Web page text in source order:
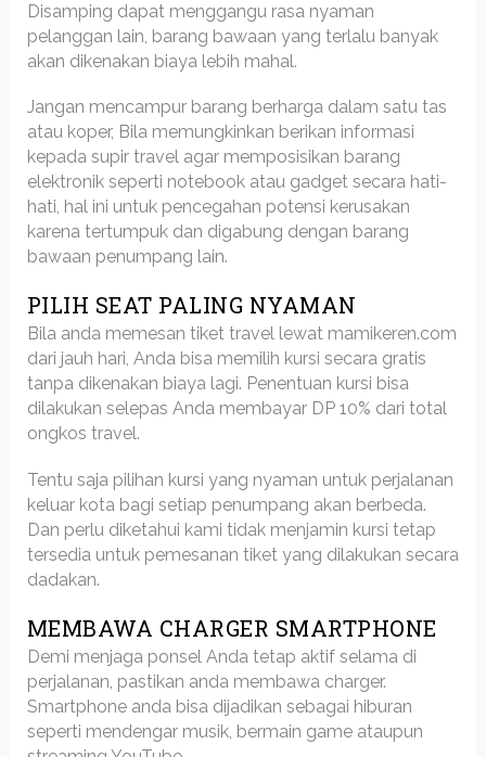
Disamping dapat menggangu rasa nyaman
pelanggan lain, barang bawaan yang terlalu banyak
akan dikenakan biaya lebih mahal.
Jangan mencampur barang berharga dalam satu tas
atau koper, Bila memungkinkan berikan informasi
kepada supir travel agar memposisikan barang
elektronik seperti notebook atau gadget secara hati-
hati, hal ini untuk pencegahan potensi kerusakan
karena tertumpuk dan digabung dengan barang
bawaan penumpang lain.
PILIH SEAT PALING NYAMAN
Bila anda memesan tiket travel lewat mamikeren.com
dari jauh hari, Anda bisa memilih kursi secara gratis
tanpa dikenakan biaya lagi. Penentuan kursi bisa
dilakukan selepas Anda membayar DP 10% dari total
ongkos travel.
Tentu saja pilihan kursi yang nyaman untuk perjalanan
keluar kota bagi setiap penumpang akan berbeda.
Dan perlu diketahui kami tidak menjamin kursi tetap
tersedia untuk pemesanan tiket yang dilakukan secara
dadakan.
MEMBAWA CHARGER SMARTPHONE
Demi menjaga ponsel Anda tetap aktif selama di
perjalanan, pastikan anda membawa charger.
Smartphone anda bisa dijadikan sebagai hiburan
seperti mendengar musik, bermain game ataupun